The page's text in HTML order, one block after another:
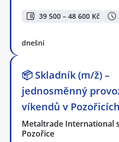
39 500 – 48 600 Kč
dnešní
📦 Skladník (m/ž) –
jednosměnný
víkendů v Pozořicích
Metaltrade International
Pozořice